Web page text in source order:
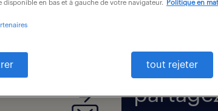
exactement à vos critères de
disponible en bas et à gauche de votre navigateur.
Politique en
tout rejeter